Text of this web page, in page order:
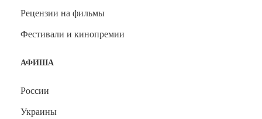
Рецензии на фильмы
Фестивали и кинопремии
АФИША
России
Украины